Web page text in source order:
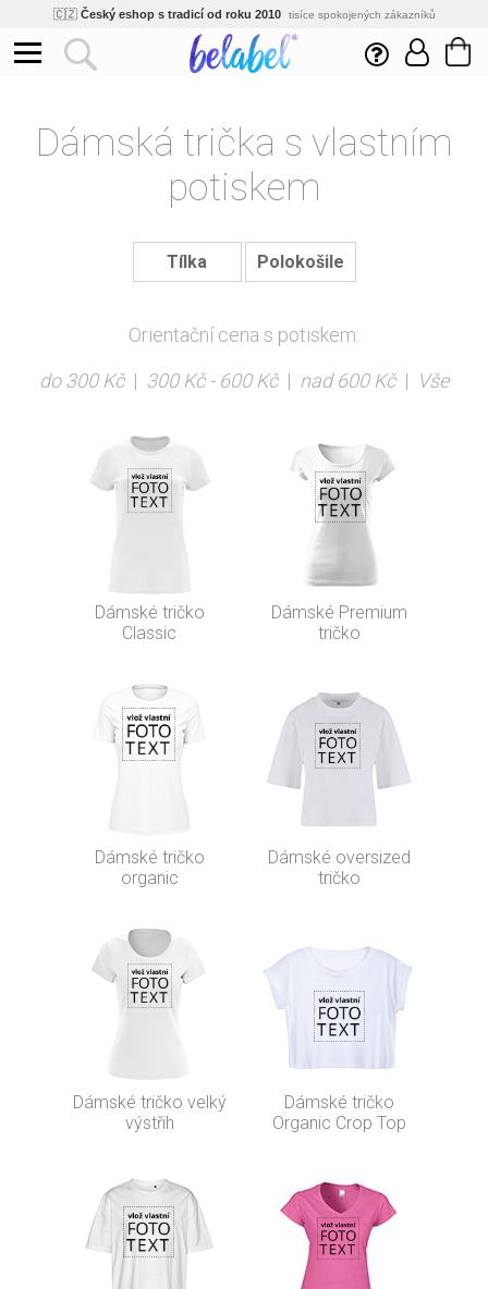
🇨🇿 Český eshop s tradicí od roku 2010 tisíce spokojených zákazníků
🌿Ekologický a zdravotně nezávadný žádná čína, barvy s certifikáty
💡 Inovativní výroba vlastní vývoj, nejnovější technologie
Výhodné pro firmy velké množstevní slevy
🔥Kvalita pod kontrolou jsme přímý výrobce, žádný zprostředkovatel
Český eshop s tradicí od roku 2010 tisíce spokojených zákazníků
Dámská trička s vlastním
potiskem
Tílka Polokošile
Orientační cena s potiskem:
do 300 Kč| 300 Kč - 600 Kč| nad 600 Kč| Vše
Dámské tričko
Classic
Dámské Premium
tričko
Dámské tričko
organic
Dámské oversized
tričko
Dámské tričko velký
výstřih
Dámské tričko
Organic Crop Top